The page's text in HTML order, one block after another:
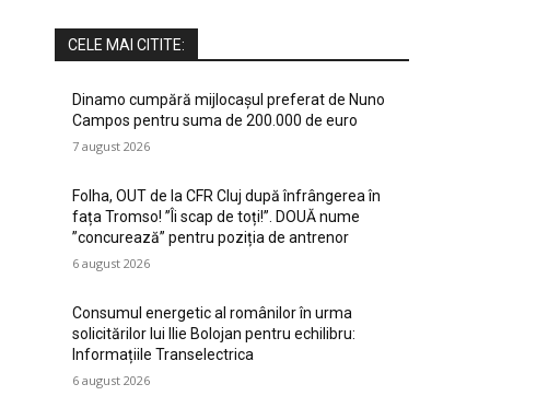
CELE MAI CITITE:
Dinamo cumpără mijlocașul preferat de Nuno
Campos pentru suma de 200.000 de euro
7 august 2026
Folha, OUT de la CFR Cluj după înfrângerea în
fața Tromso! ”Îi scap de toți!”. DOUĂ nume
”concurează” pentru poziția de antrenor
6 august 2026
Consumul energetic al românilor în urma
solicitărilor lui Ilie Bolojan pentru echilibru:
Informațiile Transelectrica
6 august 2026